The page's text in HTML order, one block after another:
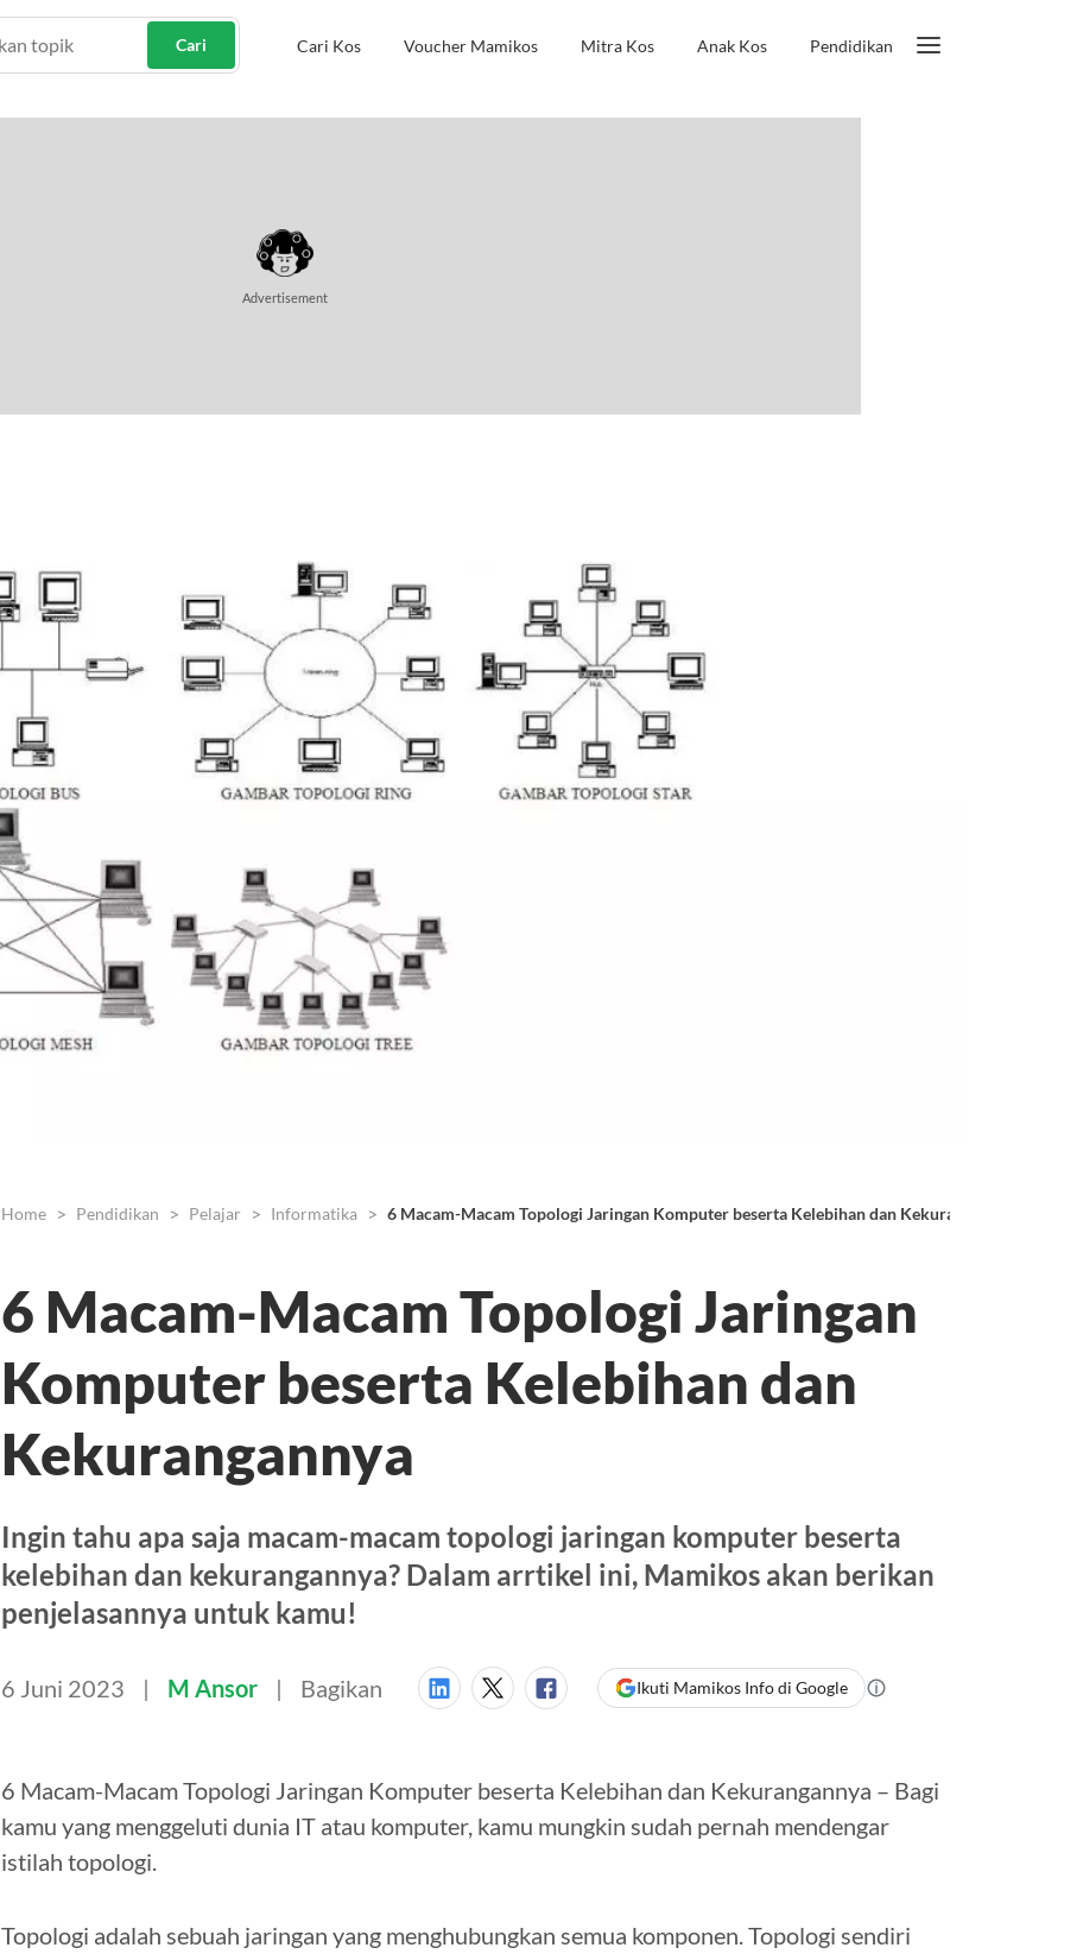
Cari Cari Kos Voucher Mamikos Mitra Kos Anak Kos Pendidikan
Advertisement
Home Pendidikan Pelajar Informatika 6 Macam-Macam Topologi Jaringan Komputer beserta Kelebihan dan Kekurangannya
6 Macam-Macam Topologi Jaringan
Komputer beserta Kelebihan dan
Kekurangannya
Ingin tahu apa saja macam-macam topologi jaringan komputer beserta
kelebihan dan kekurangannya? Dalam arrtikel ini, Mamikos akan berikan
penjelasannya untuk kamu!
6 Juni 2023 M Ansor Bagikan Ikuti Mamikos Info di Google
6 Macam-Macam Topologi Jaringan Komputer beserta Kelebihan dan Kekurangannya – Bagi
kamu yang menggeluti dunia IT atau komputer, kamu mungkin sudah pernah mendengar
istilah topologi.
Topologi adalah sebuah jaringan yang menghubungkan semua komponen. Topologi sendiri